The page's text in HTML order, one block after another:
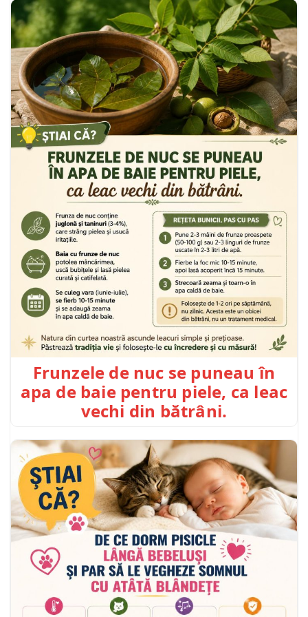
Frunzele de nuc se puneau în
apa de baie pentru piele, ca leac
vechi din bătrâni.